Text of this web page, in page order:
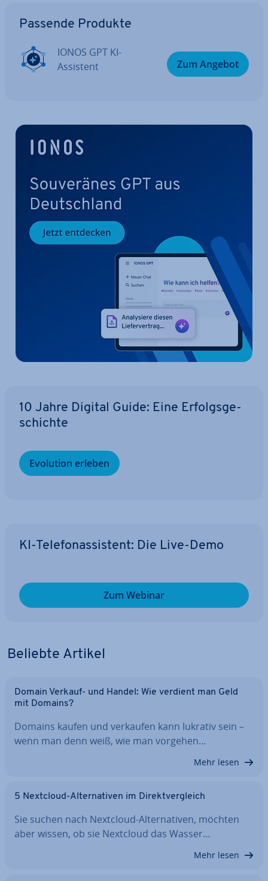
Passende Produkte
IONOS GPT KI-
Assistent
Zum Angebot
10 Jahre Digital Guide: Eine Er­folgs­ge­
schich­te
Evolution erleben
KI-Te­le­fon­as­sis­tent: Die Live-Demo
Zum Webinar
Beliebte Artikel
Domain Verkauf- und Handel: Wie verdient man Geld
mit Domains?
Domains kaufen und verkaufen kann lukrativ sein –
wenn man denn weiß, wie man vorgehen…
Mehr lesen
5 Nextcloud-Al­ter­na­ti­ven im Di­rekt­ver­gleich
Sie suchen nach Nextcloud-Al­ter­na­ti­ven, möchten
aber wissen, ob sie Nextcloud das Wasser…
Mehr lesen